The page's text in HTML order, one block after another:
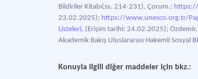
Bildiriler Kitabı(ss. 214-231). Çorum.; https://
23.02.2025); https://www.unesco.org.tr/
Listeleri, (Erişim tarihi: 24.02.2025); Özdemir,
Akademik Bakış Uluslararası Hakemli Sosyal
Konuyla ilgili diğer maddeler için bkz.: